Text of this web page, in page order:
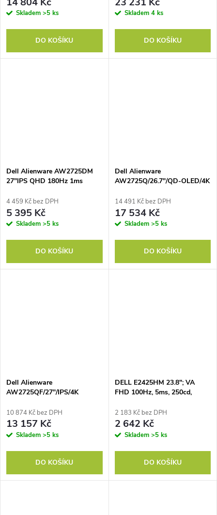
Skladem >5 ks
DO KOŠÍKU
Skladem 4 ks
DO KOŠÍKU
Dell Alienware AW2725DM
27"IPS QHD 180Hz 1ms
4 459 Kč bez DPH
5 395 Kč
Skladem >5 ks
DO KOŠÍKU
Dell Alienware
AW2725Q/26.7"/QD-OLED/4K
ms/Black/3yrs
14 491 Kč bez DPH
17 534 Kč
Skladem >5 ks
DO KOŠÍKU
Dell Alienware
AW2725QF/27"/IPS/4K
10 874 Kč bez DPH
13 157 Kč
Skladem >5 ks
DO KOŠÍKU
DELL E2425HM 23.8"; VA
FHD 100Hz, 5ms, 250cd,
2 183 Kč bez DPH
2 642 Kč
Skladem >5 ks
DO KOŠÍKU